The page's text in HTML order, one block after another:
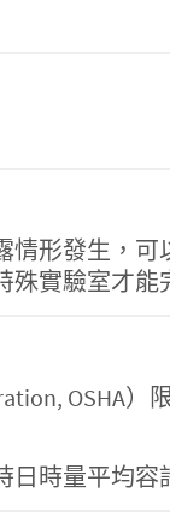
形發生，
實驗室才能
OSHA
時量平均容